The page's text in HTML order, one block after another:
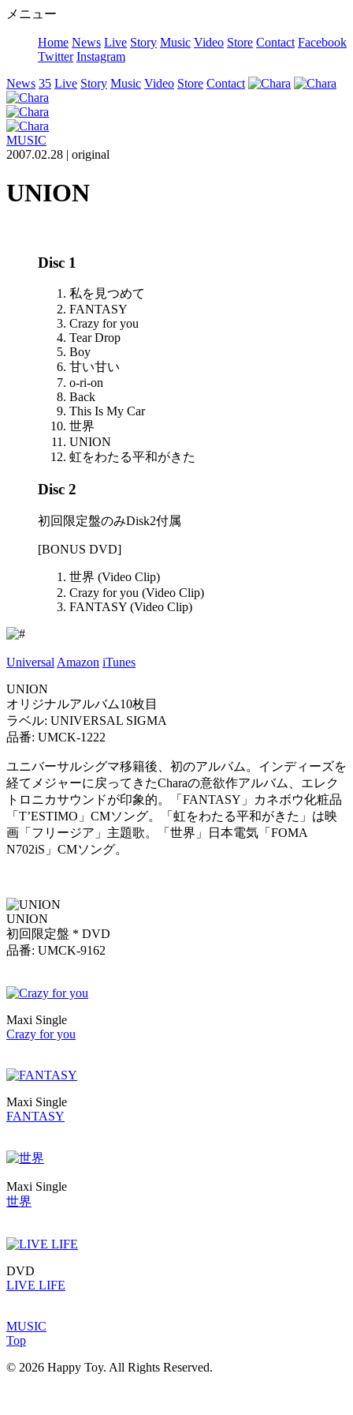
メニュー
Home News Live Story Music Video Store Contact Facebook
Twitter Instagram
News 35 Live Story Music Video Store Contact
MUSIC
2007.02.28 | original
UNION
Disc 1
私を見つめて
FANTASY
Crazy for you
Tear Drop
Boy
甘い甘い
o-ri-on
Back
This Is My Car
世界
UNION
虹をわたる平和がきた
Disc 2
初回限定盤のみDisk2付属
[BONUS DVD]
世界 (Video Clip)
Crazy for you (Video Clip)
FANTASY (Video Clip)
Universal Amazon iTunes
UNION
オリジナルアルバム10枚目
ラベル: UNIVERSAL SIGMA
品番: UMCK-1222
ユニバーサルシグマ移籍後、初のアルバム。インディーズを
経てメジャーに戻ってきたCharaの意欲作アルバム、エレク
トロニカサウンドが印象的。「FANTASY」カネボウ化粧品
「T’ESTIMO」CMソング。「虹をわたる平和がきた」は映
画「フリージア」主題歌。「世界」日本電気「FOMA
N702iS」CMソング。
UNION
初回限定盤 * DVD
品番: UMCK-9162
Maxi Single
Crazy for you
Maxi Single
FANTASY
Maxi Single
世界
DVD
LIVE LIFE
MUSIC
Top
© 2026 Happy Toy. All Rights Reserved.